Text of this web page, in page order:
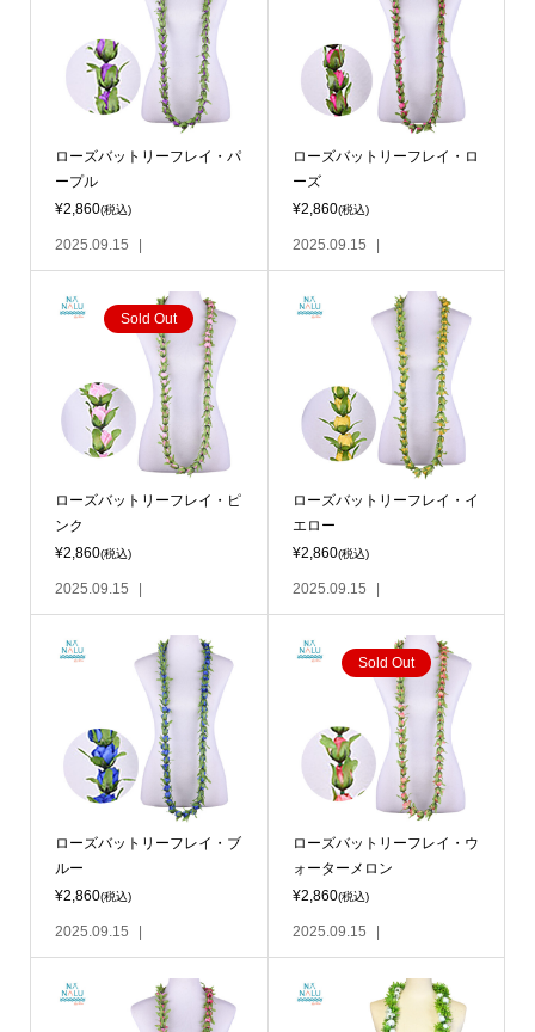
ローズバットリーフレイ・パ
ープル
¥2,860(税込)
2025.09.15
ローズバットリーフレイ・ロ
ーズ
¥2,860(税込)
2025.09.15
Sold Out
ローズバットリーフレイ・ピ
ンク
¥2,860(税込)
2025.09.15
ローズバットリーフレイ・イ
エロー
¥2,860(税込)
2025.09.15
ローズバットリーフレイ・ブ
ルー
¥2,860(税込)
2025.09.15
Sold Out
ローズバットリーフレイ・ウ
ォーターメロン
¥2,860(税込)
2025.09.15